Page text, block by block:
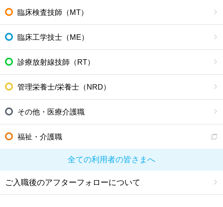
臨床検査技師（MT）
臨床工学技士（ME）
診療放射線技師（RT）
管理栄養士/栄養士（NRD）
その他・医療介護職
福祉・介護職
全ての利用者の皆さまへ
ご入職後のアフターフォローについて